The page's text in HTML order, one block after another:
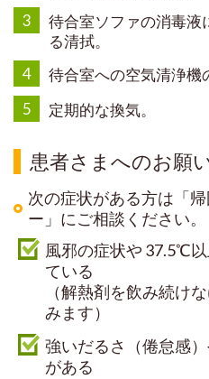
3
待合室ソファの消毒液
る清拭。
4
待合室への空気清浄機
5
定期的な換気。
患者さまへのお願
次の症状がある方は「
ー」にご相談ください。
風邪の症状や 37.5℃
ている
（解熱剤を飲み続け
みます）
強いだるさ（倦怠感
がある